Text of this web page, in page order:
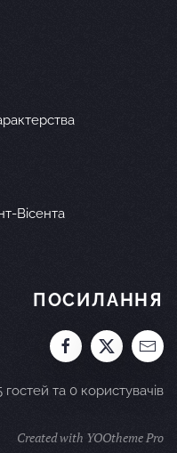
Вісента
ПОСИЛАННЯ
гостей та 0 користувачів
Created with YOOtheme Pro